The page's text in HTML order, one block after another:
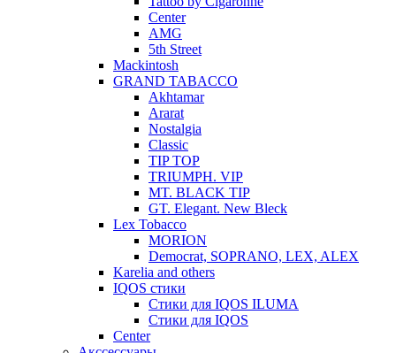
Center
AMG
5th Street
Mackintosh
GRAND TABACCO
Akhtamar
Ararat
Nostalgia
Classic
TIP TOP
TRIUMPH. VIP
MT. BLACK TIP
GT. Elegant. New Bleck
Lex Tobacco
MORION
Democrat, SOPRANO, LEX, ALEX
Karelia and others
IQOS стики
Стики для IQOS ILUMA
Стики для IQOS
Сenter